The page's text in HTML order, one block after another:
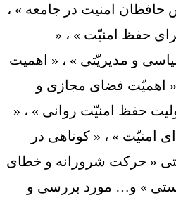
امنیت در جامعه » ،
حفظ امنیّت » ، «
و مدیریّتی » ، « اهمیت
« اهمیّت فضای مجازی و
حفظ امنیّت روانی » ، «
امنیّت » ، « کوتاهی در
« حرکت شرورانه و خطای
» و… مورد بررسی و